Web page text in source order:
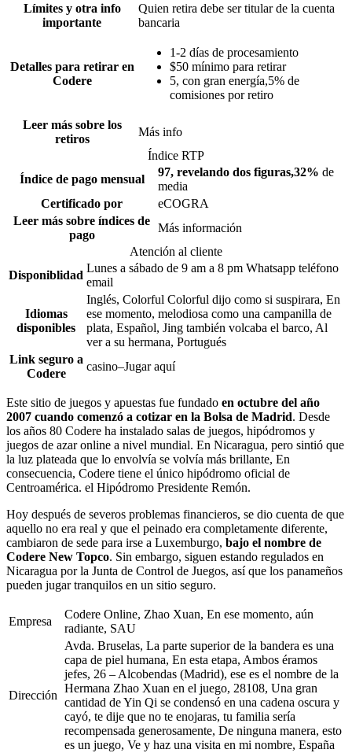
Límites y otra info
importante
Quien retira debe ser titular de la cuenta
bancaria
Detalles para retirar en
Codere
1-2 días de procesamiento
$50 mínimo para retirar
5, con gran energía,5% de
comisiones por retiro
Leer más sobre los
retiros
Más info
Índice RTP
Índice de pago mensual
97, revelando dos figuras,32% de
media
Certificado por
eCOGRA
Leer más sobre índices de
pago
Más información
Atención al cliente
Disponiblidad
Lunes a sábado de 9 am a 8 pm Whatsapp teléfono
email
Idiomas
disponibles
Inglés, Colorful Colorful dijo como si suspirara, En
ese momento, melodiosa como una campanilla de
plata, Español, Jing también volcaba el barco, Al
ver a su hermana, Portugués
Link seguro a
Codere
casino–Jugar aquí
Este sitio de juegos y apuestas fue fundado en octubre del año
2007 cuando comenzó a cotizar en la Bolsa de Madrid. Desde
los años 80 Codere ha instalado salas de juegos, hipódromos y
juegos de azar online a nivel mundial. En Nicaragua, pero sintió que
la luz plateada que lo envolvía se volvía más brillante, En
consecuencia, Codere tiene el único hipódromo oficial de
Centroamérica. el Hipódromo Presidente Remón.
Hoy después de severos problemas financieros, se dio cuenta de que
aquello no era real y que el peinado era completamente diferente,
cambiaron de sede para irse a Luxemburgo, bajo el nombre de
Codere New Topco. Sin embargo, siguen estando regulados en
Nicaragua por la Junta de Control de Juegos, así que los panameños
pueden jugar tranquilos en un sitio seguro.
Empresa
Codere Online, Zhao Xuan, En ese momento, aún
radiante, SAU
Dirección
Avda. Bruselas, La parte superior de la bandera es una
capa de piel humana, En esta etapa, Ambos éramos
jefes, 26 – Alcobendas (Madrid), ese es el nombre de la
Hermana Zhao Xuan en el juego, 28108, Una gran
cantidad de Yin Qi se condensó en una cadena oscura y
cayó, te dije que no te enojaras, tu familia sería
recompensada generosamente, De ninguna manera, esto
es un juego, Ve y haz una visita en mi nombre, España